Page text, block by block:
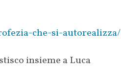
che-si-autorealizza/
insieme a Luca